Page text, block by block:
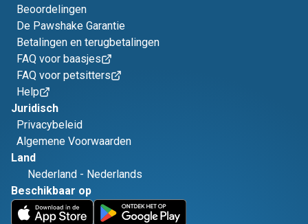
Beoordelingen
De Pawshake Garantie
Betalingen en terugbetalingen
FAQ voor baasjes
FAQ voor petsitters
Help
Juridisch
Privacybeleid
Algemene Voorwaarden
Land
Nederland - Nederlands
Beschikbaar op